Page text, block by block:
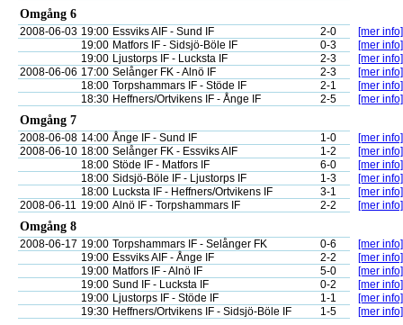
Omgång 6
2008-06-03 19:00 Essviks AIF - Sund IF 2-0
[mer info]
19:00 Matfors IF - Sidsjö-Böle IF 0-3
[mer info]
19:00 Ljustorps IF - Lucksta IF 2-3
[mer info]
2008-06-06 17:00 Selånger FK - Alnö IF 2-3
[mer info]
18:00 Torpshammars IF - Stöde IF 2-1
[mer info]
18:30 Heffners/Ortvikens IF - Ånge IF 2-5 [mer info]
Omgång 7
2008-06-08 14:00 Ånge IF - Sund IF 1-0
[mer info]
2008-06-10 18:00 Selånger FK - Essviks AIF 1-2
[mer info]
18:00 Stöde IF - Matfors IF 6-0
[mer info]
18:00 Sidsjö-Böle IF - Ljustorps IF 1-3
[mer info]
18:00 Lucksta IF - Heffners/Ortvikens IF 3-1
[mer info]
2008-06-11 19:00 Alnö IF - Torpshammars IF 2-2 [mer info]
Omgång 8
2008-06-17 19:00 Torpshammars IF - Selånger FK 0-6
[mer info]
19:00 Essviks AIF - Ånge IF 2-2
[mer info]
19:00 Matfors IF - Alnö IF 5-0
[mer info]
19:00 Sund IF - Lucksta IF 0-2
[mer info]
19:00 Ljustorps IF - Stöde IF 1-1
[mer info]
19:30 Heffners/Ortvikens IF - Sidsjö-Böle IF 1-5 [mer info]